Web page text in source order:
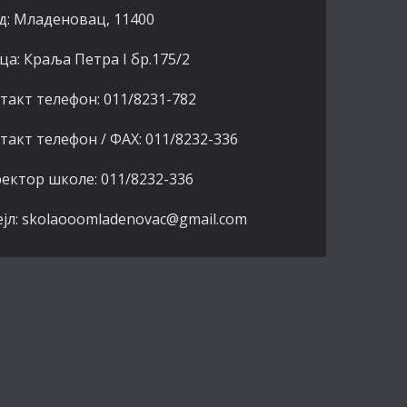
Младеновац, 11400
Краља Петра I бр.175/2
телефон: 011/8231-782
телефон / ФАХ: 011/8232-336
школе: 011/8232-336
skolaooomladenovac@gmail.com